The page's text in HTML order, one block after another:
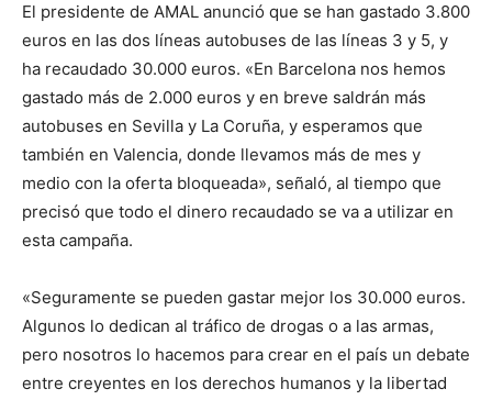
El presidente de AMAL anunció que se han gastado 3.800
euros en las dos líneas autobuses de las líneas 3 y 5, y
ha recaudado 30.000 euros. «En Barcelona nos hemos
gastado más de 2.000 euros y en breve saldrán más
autobuses en Sevilla y La Coruña, y esperamos que
también en Valencia, donde llevamos más de mes y
medio con la oferta bloqueada», señaló, al tiempo que
precisó que todo el dinero recaudado se va a utilizar en
esta campaña.
«Seguramente se pueden gastar mejor los 30.000 euros.
Algunos lo dedican al tráfico de drogas o a las armas,
pero nosotros lo hacemos para crear en el país un debate
entre creyentes en los derechos humanos y la libertad